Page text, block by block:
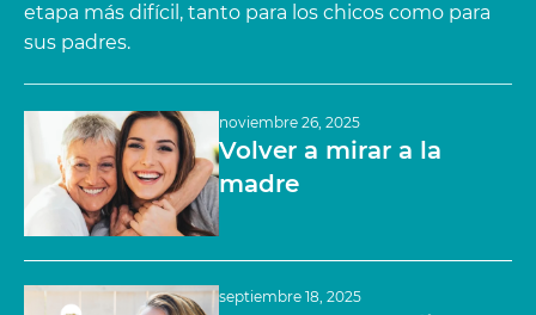
etapa más difícil, tanto para los chicos como para
sus padres.
noviembre 26, 2025
Volver a mirar a la
madre
septiembre 18, 2025